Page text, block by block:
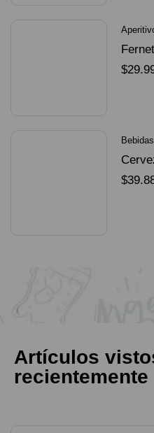
$
Bebidas
$
Artículos
recientemente